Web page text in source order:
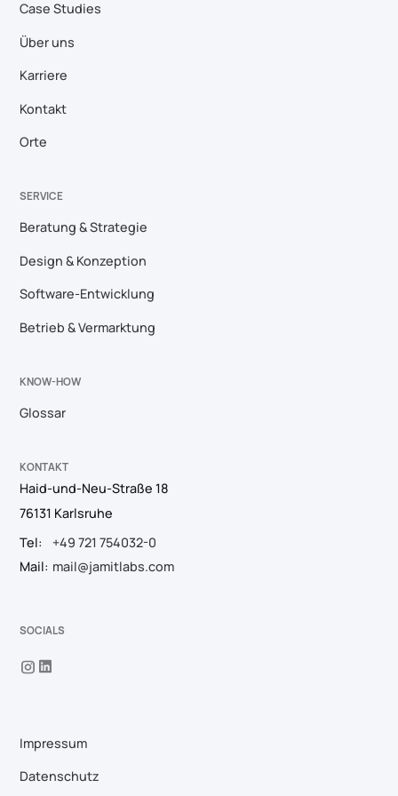
Case Studies
Über uns
Karriere
Kontakt
Orte
SERVICE
Beratung & Strategie
Design & Konzeption
Software-Entwicklung
Betrieb & Vermarktung
KNOW-HOW
Glossar
KONTAKT
Haid-und-Neu-Straße 18
76131 Karlsruhe
Tel:
+49 721 754032-0
Mail: mail@jamitlabs.com
SOCIALS
Impressum
Datenschutz